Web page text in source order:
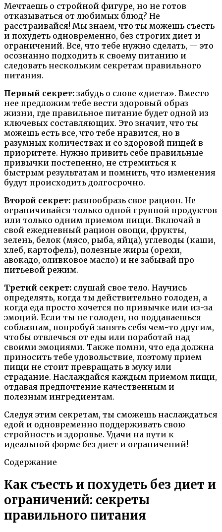
Мечтаешь о стройной фигуре, но не готов
отказываться от любимых блюд? Не
расстраивайся! Мы знаем, что ты можешь съесть
и похудеть одновременно, без строгих диет и
ограничений. Все, что тебе нужно сделать, — это
осознанно подходить к своему питанию и
следовать нескольким секретам правильного
питания.
Первый секрет: забудь о слове «диета». Вместо
нее предложим тебе вести здоровый образ
жизни, где правильное питание будет одной из
ключевых составляющих. Это значит, что ты
можешь есть все, что тебе нравится, но в
разумных количествах и со здоровой пищей в
приоритете. Нужно привить себе правильные
привычки постепенно, не стремиться к
быстрым результатам и помнить, что изменения
будут происходить долгосрочно.
Второй секрет: разнообразь свое рацион. Не
ограничивайся только одной группой продуктов
или только одним приемом пищи. Включай в
свой ежедневный рацион овощи, фрукты,
зелень, белок (мясо, рыба, яйца), углеводы (каши,
хлеб, картофель), полезные жиры (орехи,
авокадо, оливковое масло) и не забывай про
питьевой режим.
Третий секрет: слушай свое тело. Научись
определять, когда ты действительно голоден, а
когда еда просто хочется по привычке или из-за
эмоций. Если ты не голоден, но поддаваешься
соблазнам, попробуй занять себя чем-то другим,
чтобы отвлечься от еды или поработай над
своими эмоциями. Также помни, что еда должна
приносить тебе удовольствие, поэтому прием
пищи не стоит превращать в муку или
страдание. Наслаждайся каждым приемом пищи,
отдавая предпочтение качественным и
полезным ингредиентам.
Следуя этим секретам, ты сможешь наслаждаться
едой и одновременно поддерживать свою
стройность и здоровье. Удачи на пути к
идеальной форме без диет и ограничений!
Содержание
Как съесть и похудеть без диет и
ограничений: секреты
правильного питания